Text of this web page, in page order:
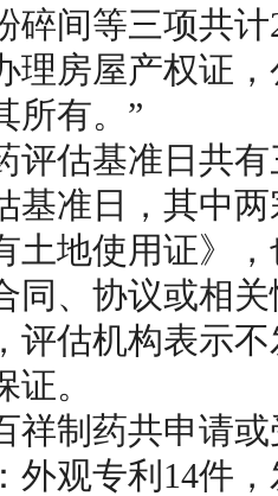
碎间等三项共计
理房屋产权证
所有。”
估基准日共有
基准日，其中
土地使用证》
同、协议或相
评估机构表示
。
制药共申请或
外观专利14件